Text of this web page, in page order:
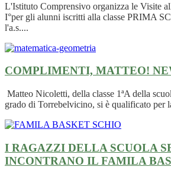
L'Istituto Comprensivo organizza le Visite
I°per gli alunni iscritti alla classe PRIMA
l'a.s....
COMPLIMENTI, MATTEO!
Matteo Nicoletti, della classe 1ªA della
grado di Torrebelvicino, si è qualificato per
I RAGAZZI DELLA SCUOLA
INCONTRANO IL FAMILA